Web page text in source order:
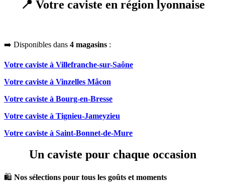
📍 Votre caviste en région lyonnaise
➡️ Disponibles dans 4 magasins :
Votre caviste à Villefranche-sur-Saône
Votre caviste à Vinzelles Mâcon
Votre caviste à Bourg-en-Bresse
Votre caviste à Tignieu-Jameyzieu
Votre caviste à Saint-Bonnet-de-Mure
Un caviste pour chaque occasion
🛍️ Nos sélections pour tous les goûts et moments